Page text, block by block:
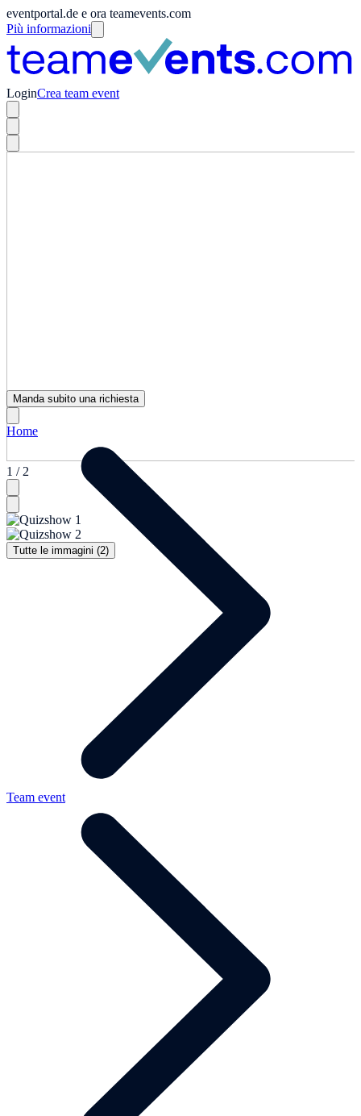
eventportal.de e ora teamevents.com
Più informazioni
LoginCrea team event
1 / 2
Tutte le immagini (2)
Manda subito una richiesta
Home
Team event